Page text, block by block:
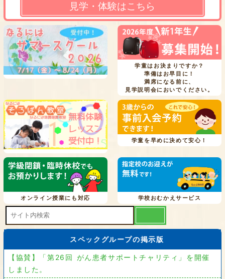
見学・体験はこちら
学童はお決まりですか？
準備はお早目に！
満席になる前に、
見学説明会においでください。
学童を早めに決めて安心！
オンライン授業にも対応 学校おむかえサービス
スペックグループの掲示版
【協賛】「第26回 がん患者サポートチャリティ」を開催
しました。